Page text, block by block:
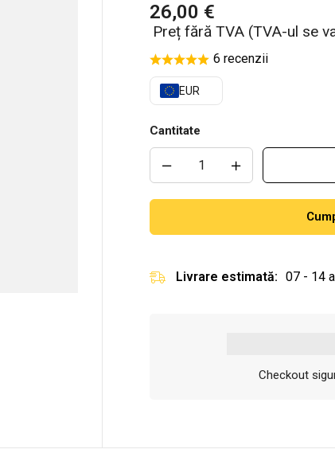
26,00 €
Preț fără TVA (TVA-ul se
6 recenzii
EUR
Cantitate
Livrare estimată: 07 - 14
Checkout